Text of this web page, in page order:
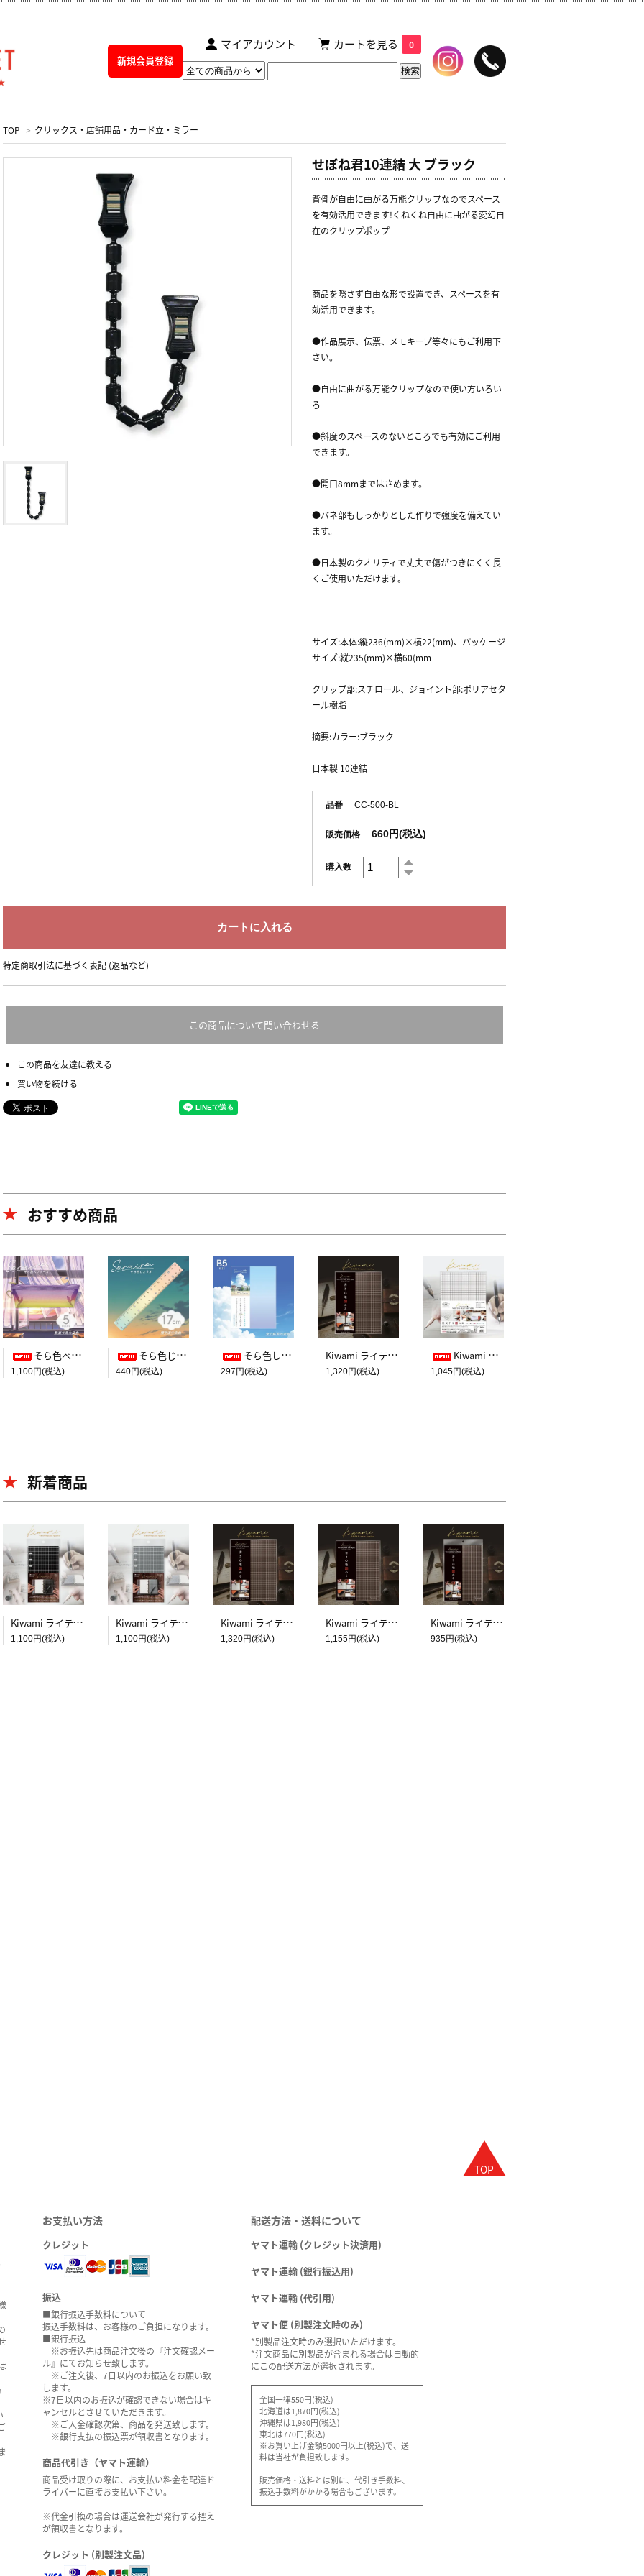
マイアカウント カートを見る 0
新規会員登録
TOP > クリックス・店舗用品・カード立・ミラー
せぼね君10連結 大 ブラック
背骨が自由に曲がる万能クリップなのでスペース
を有効活用できます!くねくね自由に曲がる変幻自
在のクリップポップ
商品を隠さず自由な形で設置でき、スペースを有
効活用できます。
●作品展示、伝票、メモキープ等々にもご利用下
さい。
●自由に曲がる万能クリップなので使い方いろい
ろ
●斜度のスペースのないところでも有効にご利用
できます。
●開口8mmまではさめます。
●バネ部もしっかりとした作りで強度を備えてい
ます。
●日本製のクオリティで丈夫で傷がつきにくく長
くご使用いただけます。
サイズ:本体:縦236(mm)×横22(mm)、パッケージ
サイズ:縦235(mm)×横60(mm
クリップ部:スチロール、ジョイント部:ポリアセタ
ール樹脂
摘要:カラー:ブラック
日本製 10連結
品番 CC-500-BL
販売価格 660円(税込)
購入数
特定商取引法に基づく表記 (返品など)
この商品について問い合わせる
この商品を友達に教える
買い物を続ける
おすすめ商品
そら色ペンケース【教室で見た空色】
1,100円(税込)
そら色じょうぎ【帰り道の空色】
440円(税込)
そら色したじき B5判【全力疾走の空色】
297円(税込)
Kiwami ライティングマット下敷 A4+【ブラウン&キャメル】
1,320円(税込)
Kiwami ライティングマット下敷 HAKU白薄【A4+方眼】
1,045円(税込)
新着商品
Kiwami ライティングマット下敷 システム手帳バイブルサイズ【黒】
1,100円(税込)
Kiwami ライティングマット下敷 システム手帳バイブルサイズ【月影】
1,100円(税込)
Kiwami ライティングマット下敷 A4+【ブラウン&キャメル】
1,320円(税込)
Kiwami ライティングマット下敷 B5+【ブラウン&キャメル】
1,155円(税込)
Kiwami ライティングマット下敷 A5【ブラウン&キャメル】
935円(税込)
お支払い方法
クレジット
振込
■銀行振込手数料について
振込手数料は、お客様のご負担になります。
■銀行振込
※お振込先は商品注文後の『注文確認メー
ル』にてお知らせ致します。
※ご注文後、7日以内のお振込をお願い致
します。
※7日以内のお振込が確認できない場合はキ
ャンセルとさせていただきます。
※ご入金確認次第、商品を発送致します。
※銀行支払の振込票が領収書となります。
商品代引き（ヤマト運輸）
商品受け取りの際に、お支払い料金を配達ド
ライバーに直接お支払い下さい。
※代金引換の場合は運送会社が発行する控え
が領収書となります。
クレジット (別製注文品)
配送方法・送料について
ヤマト運輸 (クレジット決済用)
ヤマト運輸 (銀行振込用)
ヤマト運輸 (代引用)
ヤマト便 (別製注文時のみ)
*別製品注文時のみ選択いただけます。
*注文商品に別製品が含まれる場合は自動的
にこの配送方法が選択されます。
全国一律550円(税込)
北海道は1,870円(税込)
沖縄県は1,980円(税込)
東北は770円(税込)
※お買い上げ金額5000円以上(税込)で、送
料は当社が負担致します。
販売価格・送料とは別に、代引き手数料、
振込手数料がかかる場合もございます。